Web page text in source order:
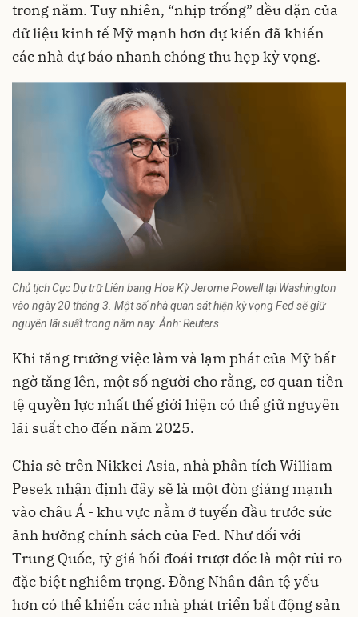
trong năm. Tuy nhiên, “nhịp trống” đều đặn của
dữ liệu kinh tế Mỹ mạnh hơn dự kiến đã khiến
các nhà dự báo nhanh chóng thu hẹp kỳ vọng.
Chủ tịch Cục Dự trữ Liên bang Hoa Kỳ Jerome Powell tại Washington
vào ngày 20 tháng 3. Một số nhà quan sát hiện kỳ vọng Fed sẽ giữ
nguyên lãi suất trong năm nay. Ảnh: Reuters
Khi tăng trưởng việc làm và lạm phát của Mỹ bất
ngờ tăng lên, một số người cho rằng, cơ quan tiền
tệ quyền lực nhất thế giới hiện có thể giữ nguyên
lãi suất cho đến năm 2025.
Chia sẻ trên Nikkei Asia, nhà phân tích William
Pesek nhận định đây sẽ là một đòn giáng mạnh
vào châu Á - khu vực nằm ở tuyến đầu trước sức
ảnh hưởng chính sách của Fed. Như đối với
Trung Quốc, tỷ giá hối đoái trượt dốc là một rủi ro
đặc biệt nghiêm trọng. Đồng Nhân dân tệ yếu
hơn có thể khiến các nhà phát triển bất động sản